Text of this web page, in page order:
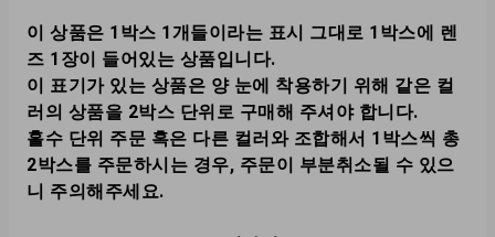
이 상품은 1박스 1개들이라는 표시 그대로 1박스에 렌
즈 1장이 들어있는 상품입니다.
이 표기가 있는 상품은 양 눈에 착용하기 위해 같은 컬
러의 상품을 2박스 단위로 구매해 주셔야 합니다.
홀수 단위 주문 혹은 다른 컬러와 조합해서 1박스씩 총
2박스를 주문하시는 경우, 주문이 부분취소될 수 있으
니 주의해주세요.